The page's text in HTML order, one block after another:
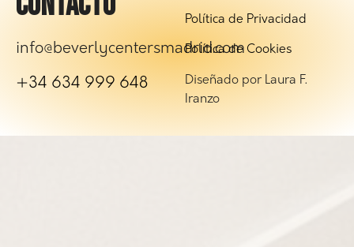
info@beverlycentersmadrid.com
+34 634 999 648
Política de Privacidad
Política de Cookies
Diseñado por Laura F.
Iranzo